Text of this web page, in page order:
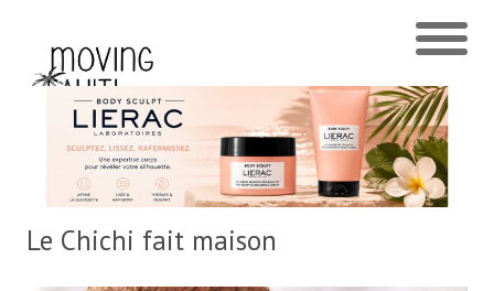
Le Chichi fait maison